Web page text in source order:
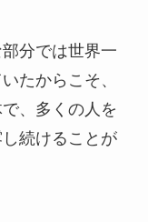
分では世界一
たからこそ、
、多くの人を
続けることが